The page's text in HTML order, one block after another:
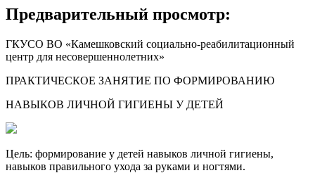
Предварительный просмотр:
ГКУСО ВО «Камешковский социально-реабилитационный
центр для несовершеннолетних»
ПРАКТИЧЕСКОЕ ЗАНЯТИЕ ПО ФОРМИРОВАНИЮ
НАВЫКОВ ЛИЧНОЙ ГИГИЕНЫ У ДЕТЕЙ
Цель: формирование у детей навыков личной гигиены,
навыков правильного ухода за руками и ногтями.